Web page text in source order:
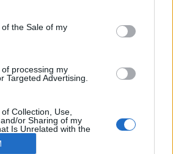
specified purposes in below Google
the Sale of my
processing my
Targeted Advertising.
Collection, Use,
or Sharing of my
Is Unrelated with the
it was collected.